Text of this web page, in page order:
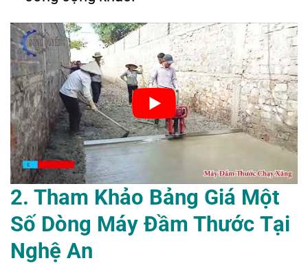
2. Tham Khảo Bảng Giá Một
Số Dòng Máy Đầm Thước Tại
Nghệ An